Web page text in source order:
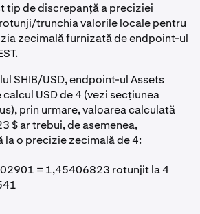
tip de discrepanță a preciziei
trunchia valorile locale pentru
zecimală furnizată de endpoint-ul
SHIB/USD, endpoint-ul Assets
USD de 4 (vezi secțiunea
prin urmare, valoarea calculată
$ ar trebui, de asemenea,
o precizie zecimală de 4:
= 1,45406823 rotunjit la 4